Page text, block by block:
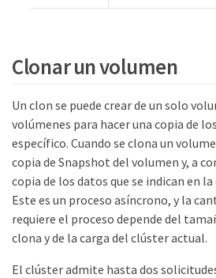
Clonar un volumen
Un clon se puede crear de un solo
volúmenes para hacer una copia de
específico. Cuando se clona un
copia de Snapshot del volumen y, a
copia de los datos que se indican en
Este es un proceso asíncrono, y la
requiere el proceso depende del
clona y de la carga del clúster actual.
El clúster admite hasta dos